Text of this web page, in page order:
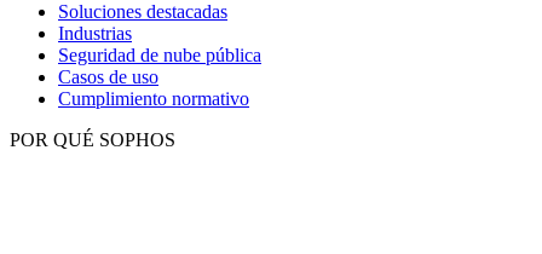
Soluciones destacadas
Industrias
Seguridad de nube pública
Casos de uso
Cumplimiento normativo
POR QUÉ SOPHOS